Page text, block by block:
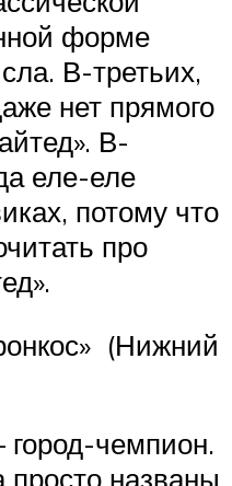
форме
В-третьих,
нет прямого
В-
еле-еле
потому что
про
(Нижний
чемпион.
названы